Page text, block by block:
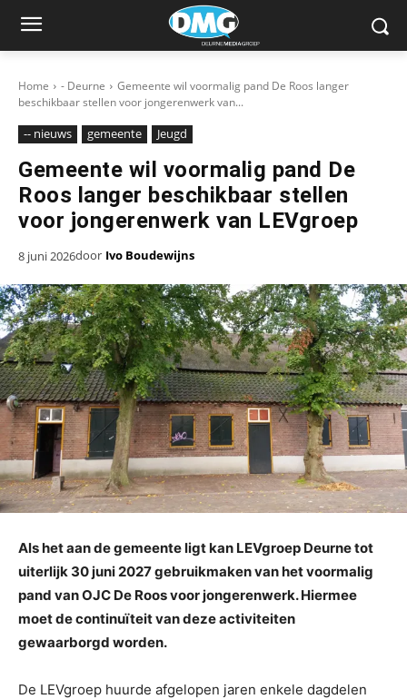
Home - Deurne
Gemeente wil voormalig pand De Roos langer
beschikbaar stellen voor jongerenwerk van...
-- nieuws gemeente Jeugd
Gemeente wil voormalig pand De
Roos langer beschikbaar stellen
voor jongerenwerk van LEVgroep
8 juni 2026door Ivo Boudewijns
Als het aan de gemeente ligt kan LEVgroep Deurne tot
uiterlijk 30 juni 2027 gebruikmaken van het voormalig
pand van OJC De Roos voor jongerenwerk. Hiermee
moet de continuïteit van deze activiteiten
gewaarborgd worden.
De LEVgroep huurde afgelopen jaren enkele dagdelen